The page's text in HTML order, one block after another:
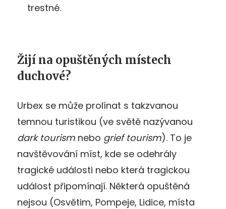
trestné.
Žijí na opuštěných místech
duchové?
Urbex se může prolínat s takzvanou
temnou turistikou (ve světě nazývanou
dark tourism nebo grief tourism). To je
navštěvování míst, kde se odehrály
tragické události nebo která tragickou
událost připomínají. Některá opuštěná
nejsou (Osvětim, Pompeje, Lidice, místa